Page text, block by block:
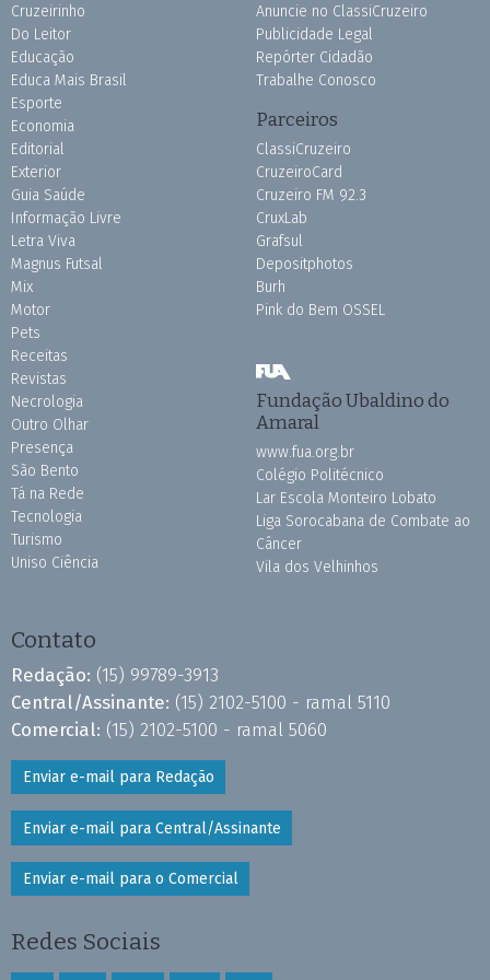
Cruzeirinho
Do Leitor
Educação
Educa Mais Brasil
Esporte
Economia
Editorial
Exterior
Guia Saúde
Informação Livre
Letra Viva
Magnus Futsal
Mix
Motor
Pets
Receitas
Revistas
Necrologia
Outro Olhar
Presença
São Bento
Tá na Rede
Tecnologia
Turismo
Uniso Ciência
Anuncie no ClassiCruzeiro
Publicidade Legal
Repórter Cidadão
Trabalhe Conosco
Parceiros
ClassiCruzeiro
CruzeiroCard
Cruzeiro FM 92.3
CruxLab
Grafsul
Depositphotos
Burh
Pink do Bem OSSEL
Fundação Ubaldino do
Amaral
www.fua.org.br
Colégio Politécnico
Lar Escola Monteiro Lobato
Liga Sorocabana de Combate ao
Câncer
Vila dos Velhinhos
Contato
Redação: (15) 99789-3913
Central/Assinante: (15) 2102-5100 - ramal 5110
Comercial: (15) 2102-5100 - ramal 5060
Enviar e-mail para Redação
Enviar e-mail para Central/Assinante
Enviar e-mail para o Comercial
Redes Sociais